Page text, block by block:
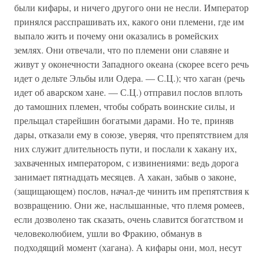
были кифары, и ничего другого они не несли. Император
принялся расспрашивать их, какого они племени, где им
выпало жить и почему они оказались в ромейских
землях. Они отвечали, что по племени они славяне и
живут у оконечности Западного океана (скорее всего речь
идет о дельте Эльбы или Одера. — С.Ц.); что хаган (речь
идет об аварском хане. — С.Ц.) отправил послов вплоть
до тамошних племен, чтобы собрать воинские силы, и
прельщал старейшин богатыми дарами. Но те, приняв
дары, отказали ему в союзе, уверяя, что препятствием для
них служит длительность пути, и послали к хакану их,
захваченных императором, с извинениями: ведь дорога
занимает пятнадцать месяцев. А хакан, забыв о законе,
(защищающем) послов, начал-де чинить им препятствия к
возвращению. Они же, наслышанные, что племя ромеев,
если дозволено так сказать, очень славится богатством и
человеколюбием, ушли во Фракию, обманув в
подходящий момент (хагана). А кифары они, мол, несут